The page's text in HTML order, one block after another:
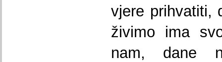
vjere prihvatiti,
živimo ima
nam, dane